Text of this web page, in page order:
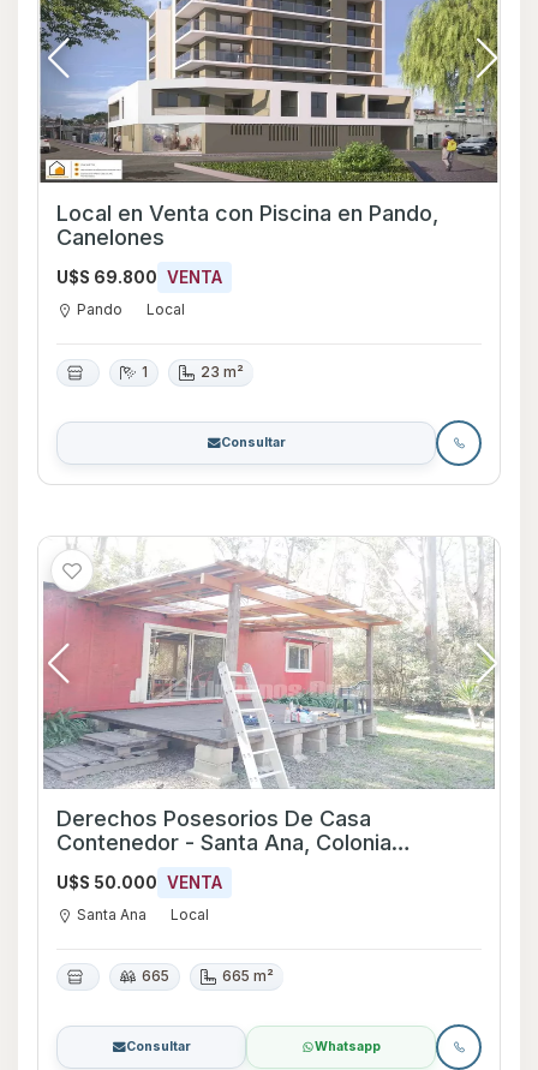
Local en Venta con Piscina en Pando,
Canelones
U$S 69.800 VENTA
Pando Local
1 23 m²
Consultar
Derechos Posesorios De Casa
Contenedor - Santa Ana, Colonia
U$S 50.000 VENTA
Santa Ana Local
665 665 m²
Consultar Whatsapp